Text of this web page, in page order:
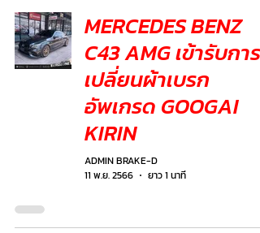
MERCEDES BENZ
C43 AMG เข้ารับการ
เปลี่ยนผ้าเบรก
อัพเกรด GOOGAI
KIRIN
ADMIN BRAKE-D
11 พ.ย. 2566
ยาว 1 นาที